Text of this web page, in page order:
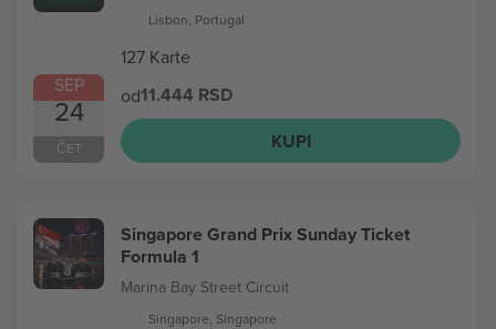
SEP
24
ČET
Lisbon, Portugal
127 Karte
od11.444 RSD
KUPI
Singapore Grand Prix Sunday Ticket
Formula 1
Marina Bay Street Circuit
Singapore, Singapore